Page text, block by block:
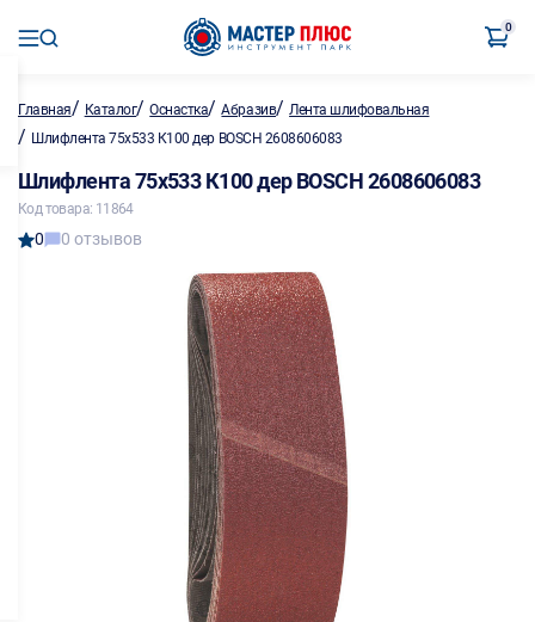
0
Главная/ Каталог/Оснастка/Абразив/Лента шлифовальная
/ Шлифлента 75х533 К100 дер BOSCH 2608606083
Шлифлента 75х533 К100 дер BOSCH 2608606083
Код товара: 11864
0 0 отзывов